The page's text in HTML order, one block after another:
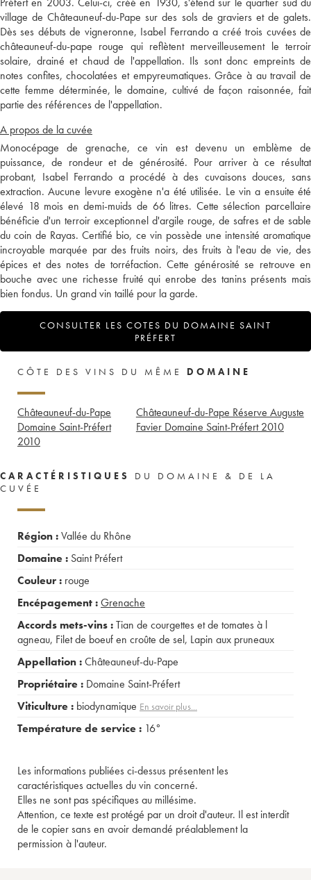
village de Châteauneuf-du-Pape sur des sols de graviers et de galets.
Dès ses débuts de vigneronne, Isabel Ferrando a créé trois cuvées de
châteauneuf-du-pape rouge qui reflètent merveilleusement le terroir
solaire, drainé et chaud de l'appellation. Ils sont donc empreints de
notes confites, chocolatées et empyreumatiques. Grâce à au travail de
cette femme déterminée, le domaine, cultivé de façon raisonnée, fait
partie des références de l'appellation.
A propos de la cuvée
Monocépage de grenache, ce vin est devenu un emblème de
puissance, de rondeur et de générosité. Pour arriver à ce résultat
probant, Isabel Ferrando a procédé à des cuvaisons douces, sans
extraction. Aucune levure exogène n'a été utilisée. Le vin a ensuite été
élevé 18 mois en demi-muids de 66 litres. Cette sélection parcellaire
bénéficie d'un terroir exceptionnel d'argile rouge, de safres et de sable
du coin de Rayas. Certifié bio, ce vin possède une intensité aromatique
incroyable marquée par des fruits noirs, des fruits à l'eau de vie, des
épices et des notes de torréfaction. Cette générosité se retrouve en
bouche avec une richesse fruité qui enrobe des tanins présents mais
bien fondus. Un grand vin taillé pour la garde.
CONSULTER LES COTES DU DOMAINE SAINT
PRÉFERT
CÔTE DES VINS DU MÊME DOMAINE
Châteauneuf-du-Pape
Domaine Saint-Préfert
2010
Châteauneuf-du-Pape Réserve Auguste
Favier Domaine Saint-Préfert 2010
CARACTÉRISTIQUES
DU DOMAINE & DE LA
CUVÉE
Région :Vallée du Rhône
Domaine : Saint Préfert
Couleur : rouge
Encépagement :Grenache
Accords mets-vins :Tian de courgettes et de tomates à l
agneau, Filet de boeuf en croûte de sel, Lapin aux pruneaux
Appellation :Châteauneuf-du-Pape
Propriétaire : Domaine Saint-Préfert
Viticulture : biodynamique En savoir plus...
Température de service : 16°
Les informations publiées ci-dessus présentent les
caractéristiques actuelles du vin concerné.
Elles ne sont pas spécifiques au millésime.
Attention, ce texte est protégé par un droit d'auteur. Il est interdit
de le copier sans en avoir demandé préalablement la
permission à l'auteur.